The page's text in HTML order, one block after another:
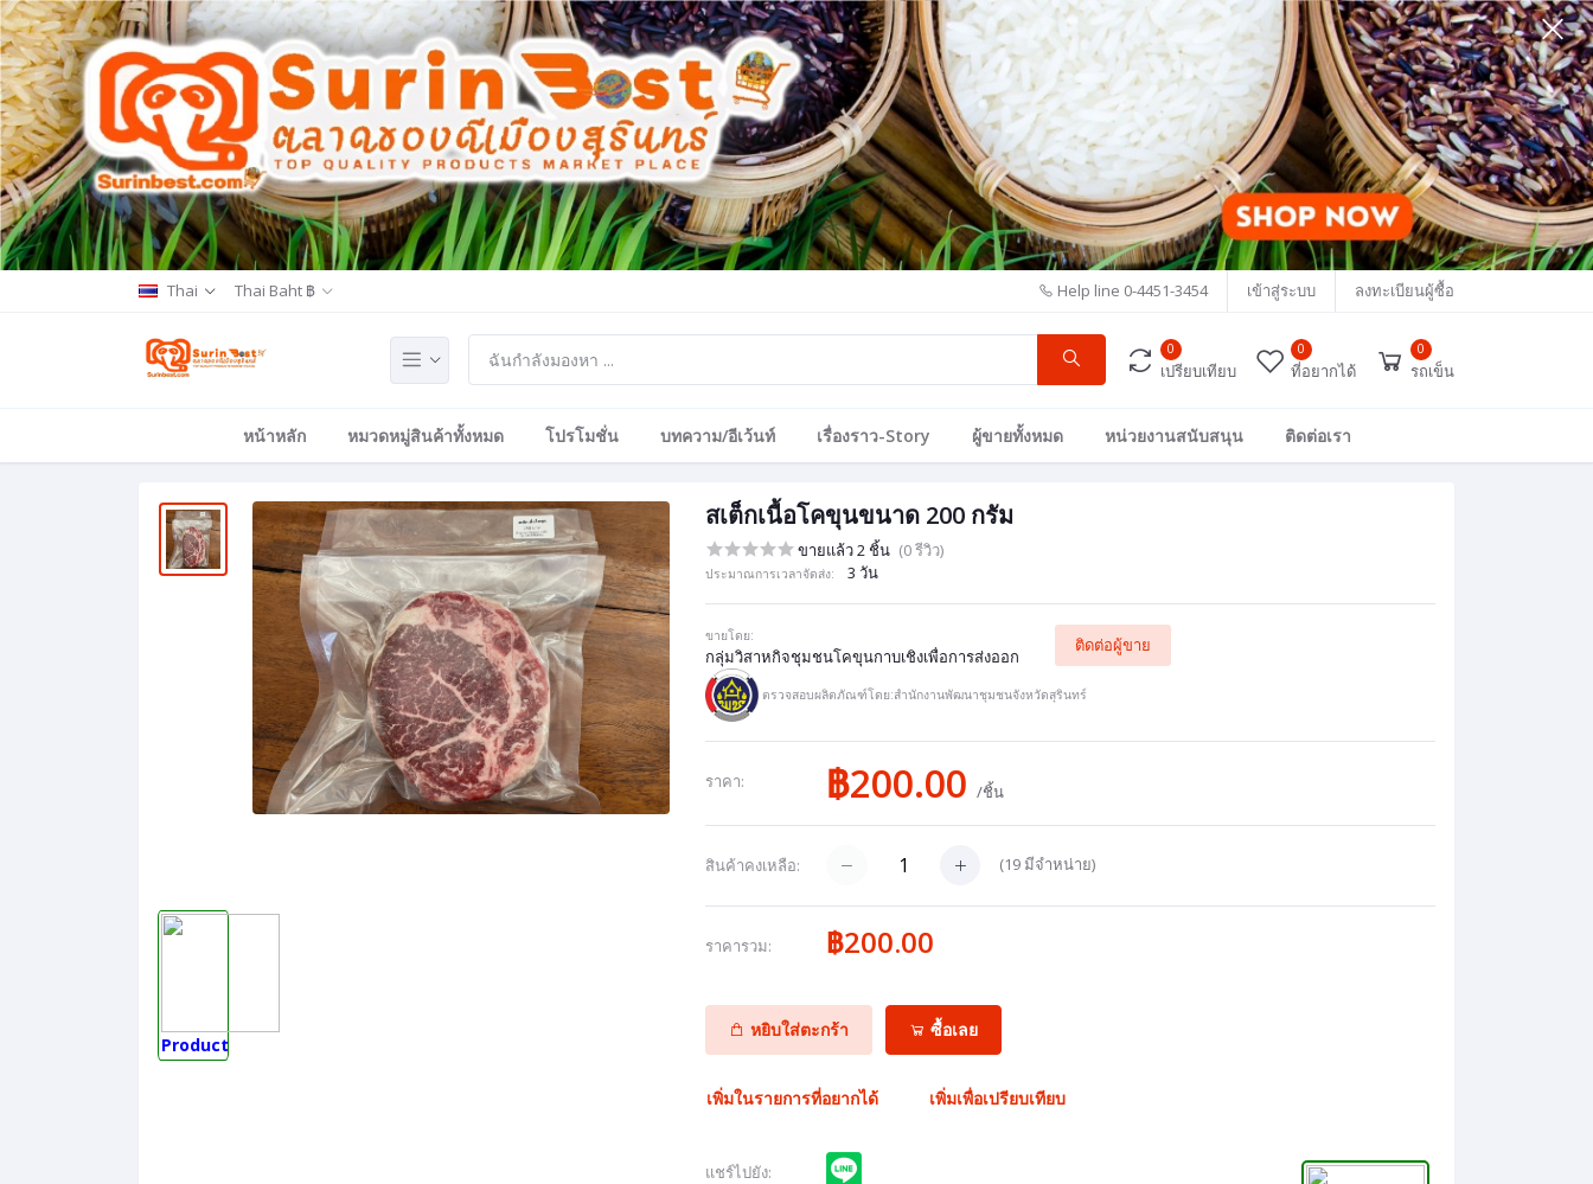
Thai Thai Baht ฿ Help line 0-4451-3454 เข้าสู่ระบบ ลงทะเบียนผู้ซื้อ
0
เปรียบเทียบ
0
ที่อยากได้
0
รถเข็น
หน้าหลัก หมวดหมู่สินค้าทั้งหมด โปรโมชั่น บทความ/อีเว้นท์ เรื่องราว-Story ผู้ขายทั้งหมด หน่วยงานสนับสนุน ติดต่อเรา
Product
สเต็กเนื้อโคขุนขนาด 200 กรัม
ขายแล้ว 2 ชิ้น (0 รีวิว)
ประมาณการเวลาจัดส่ง: 3 วัน
ขายโดย:
กลุ่มวิสาหกิจชุมชนโคขุนกาบเชิงเพื่อการส่งออก
ติดต่อผู้ขาย
ตรวจสอบผลิตภัณฑ์โดย:สำนักงานพัฒนาชุมชนจังหวัดสุรินทร์
ราคา: ฿200.00/ชิ้น
สินค้าคงเหลือ: (19มีจำหน่าย)
ราคารวม: ฿200.00
หยิบใส่ตะกร้า ซื้อเลย
เพิ่มในรายการที่อยากได้ เพิ่มเพื่อเปรียบเทียบ
แชร์ไปยัง: